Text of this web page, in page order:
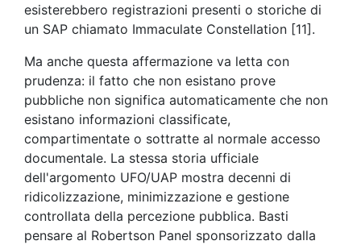
esisterebbero registrazioni presenti o storiche di
un SAP chiamato Immaculate Constellation [11].
Ma anche questa affermazione va letta con
prudenza: il fatto che non esistano prove
pubbliche non significa automaticamente che non
esistano informazioni classificate,
compartimentate o sottratte al normale accesso
documentale. La stessa storia ufficiale
dell'argomento UFO/UAP mostra decenni di
ridicolizzazione, minimizzazione e gestione
controllata della percezione pubblica. Basti
pensare al Robertson Panel sponsorizzato dalla